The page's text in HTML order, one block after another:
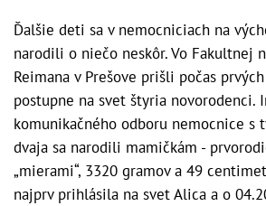
Ďalšie deti sa v nemocniciach na
narodili o niečo neskôr. Vo Fakultnej
Reimana v Prešove prišli počas
postupne na svet štyria novorodenci.
komunikačného odboru nemocnice s
dvaja sa narodili mamičkám -
„mierami“, 3320 gramov a 49
najprv prihlásila na svet Alica a o